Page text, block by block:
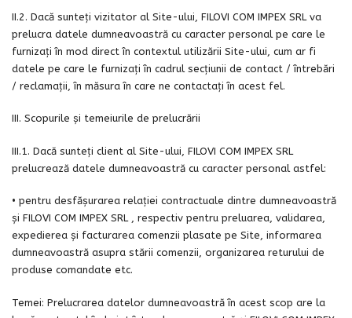
II.2. Dacă sunteți vizitator al Site-ului, FILOVI COM IMPEX SRL va
prelucra datele dumneavoastră cu caracter personal pe care le
furnizați în mod direct în contextul utilizării Site-ului, cum ar fi
datele pe care le furnizați în cadrul secțiunii de contact / întrebări
/ reclamații, în măsura în care ne contactați în acest fel.
III. Scopurile și temeiurile de prelucrării
III.1. Dacă sunteți client al Site-ului, FILOVI COM IMPEX SRL
prelucrează datele dumneavoastră cu caracter personal astfel:
• pentru desfășurarea relației contractuale dintre dumneavoastră
şi FILOVI COM IMPEX SRL , respectiv pentru preluarea, validarea,
expedierea şi facturarea comenzii plasate pe Site, informarea
dumneavoastră asupra stării comenzii, organizarea returului de
produse comandate etc.
Temei: Prelucrarea datelor dumneavoastră în acest scop are la